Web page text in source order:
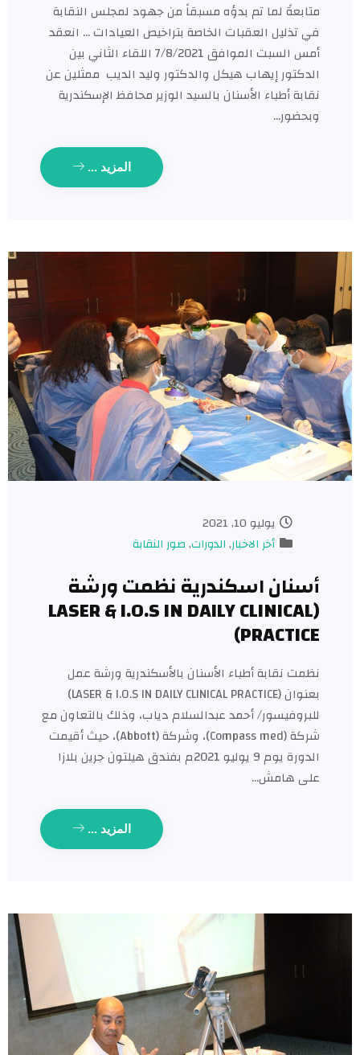
لما تم بدؤه مسبقاً من جهود لمجلس النقابة
العقبات الخاصة بتراخيص العيادات … انعقد
أمس السبت الموافق 7/8/2021 اللقاء الثاني بين
إيهاب هيكل والدكتور وليد الديب ممثلين عن
أطباء الأسنان بالسيد الوزير محافظ الإسكندرية
المزيد ...
أخر الاخبار, الدورات,صور النقابة
اسكندرية نظمت ورشة
(LASER & I.O.S IN DAILY
نقابة أطباء الأسنان بالأسكندرية ورشة عمل
بعنوان (LASER & I.O.S IN DAILY CLINICAL PRACTICE)
أحمد عبدالسلام دياب، وذلك بالتعاون مع
شركة (Compass med)، وشركة (Abbott)، حيث أقيمت
الدورة يوم 9 يوليو 2021م بفندق هيلتون جرين بلازا
هامش…
المزيد ...